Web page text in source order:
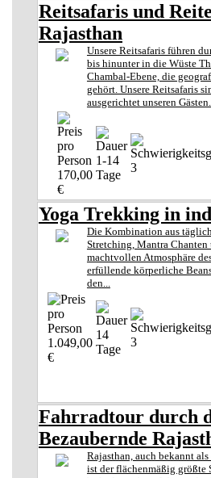
Reitsafaris und
Rajasthan
Unsere Reitsafaris führen
bis hinunter in die Wüste
Chambal-Ebene, die
gehört. Unsere Reitsafaris
ausgerichtet unseren
170,00
€
1-14
Tage
3
Yoga Trekking in
Die Kombination aus
Stretching, Mantra
machtvollen Atmosphäre
erfüllende körperliche
den...
1.049,00
€
14
Tage
3
Fahrradtour durch
Bezaubernde
Rajasthan, auch bekannt
ist der flächenmäßig größte